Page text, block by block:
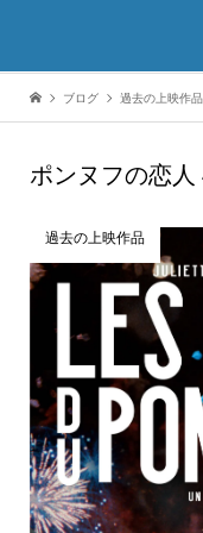
ブログ 過去の上映作品
ポンヌフの恋人
過去の上映作品